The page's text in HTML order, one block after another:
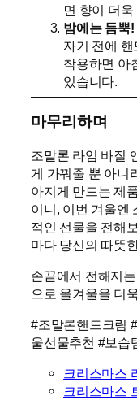
면 향이 더
밤에는 듬뿍!
자기 전에
착용하면 아
있습니다.
마무리하며
조말론 라임 바질
게 가꿔줄 뿐 아니
아지게 만드는 제
이니, 이번 겨울엔
적인 선물을 전해
마다 당신의 따뜻
손끝에서 전해지
으로 올겨울을 더
#조말론핸드크림
울선물추천 #보습
크리스마스
크리스마스